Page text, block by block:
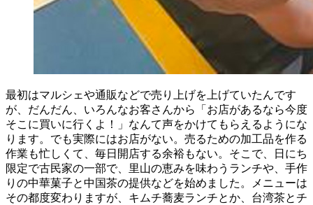
最初はマルシェや通販などで売り上げを上げていたんです
が、だんだん、いろんなお客さんから「お店があるなら今度
そこに買いに行くよ！」なんて声をかけてもらえるようにな
ります。でも実際にはお店がない。売るための加工品を作る
作業も忙しくて、毎日開店する余裕もない。そこで、日にち
限定で古民家の一部で、里山の恵みを味わうランチや、手作
りの中華菓子と中国茶の提供などを始めました。メニューは
その都度変わりますが、キムチ蕎麦ランチとか、台湾茶とチ